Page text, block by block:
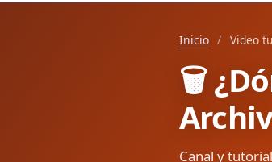
Inicio / Video
🗑️
Canal y